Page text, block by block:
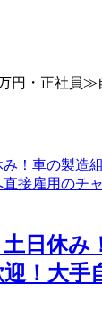
円・正社員≫
土日休み
！大手